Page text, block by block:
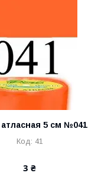
5 см №041
41
3 ₴